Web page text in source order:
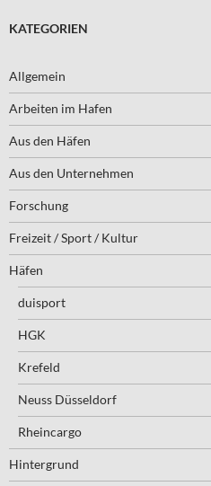
KATEGORIEN
Allgemein
Arbeiten im Hafen
Aus den Häfen
Aus den Unternehmen
Forschung
Freizeit / Sport / Kultur
Häfen
duisport
HGK
Krefeld
Neuss Düsseldorf
Rheincargo
Hintergrund